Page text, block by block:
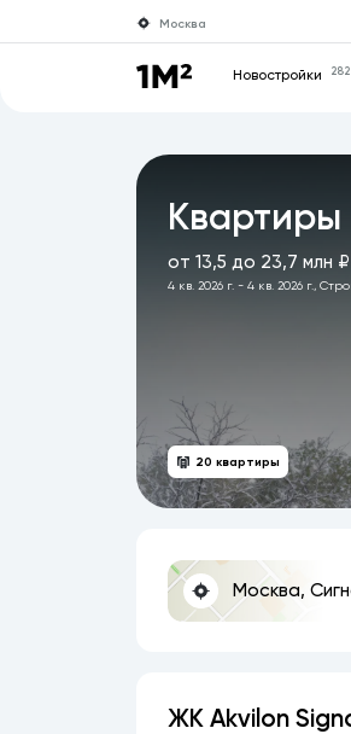
Москва
Новостройки 282
от 13,5 до 23,7 млн ₽
4 кв. 2026 г. - 4 кв. 2026 г.,
20 квартиры
Москва,
ЖК Akvilon